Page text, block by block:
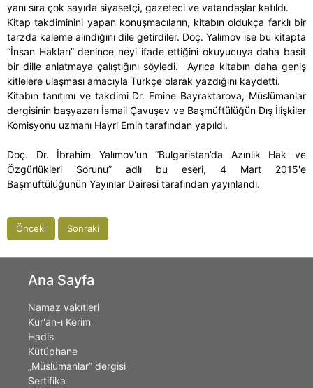
yanı sıra çok sayıda siyasetçi, gazeteci ve vatandaşlar katıldı.
Kitap takdiminini yapan konuşmacıların, kitabın oldukça farklı bir
tarzda kaleme alındığını dile getirdiler. Doç. Yalımov ise bu kitapta
“İnsan Hakları” denince neyi ifade ettiğini okuyucuya daha basit
bir dille anlatmaya çalıştığını söyledi. Ayrıca kitabın daha geniş
kitlelere ulaşması amacıyla Türkçe olarak yazdığını kaydetti.
Kitabın tanıtımı ve takdimi Dr. Emine Bayraktarova, Müslümanlar
dergisinin başyazarı İsmail Çavuşev ve Başmüftülüğün Dış İlişkiler
Komisyonu uzmanı Hayri Emin tarafından yapıldı.
Doç. Dr. İbrahim Yalımov'un “Bulgaristan’da Azınlık Hak ve
Özgürlükleri Sorunu” adlı bu eseri, 4 Mart 2015'e
Başmüftülüğünün Yayınlar Dairesi tarafından yayınlandı.
Önceki Sonraki
Ana Sayfa
Namaz vakıtleri
Kur'an-ı Kerim
Hadis
Kütüphane
„Müslümanlar” dergisi
Sertifika